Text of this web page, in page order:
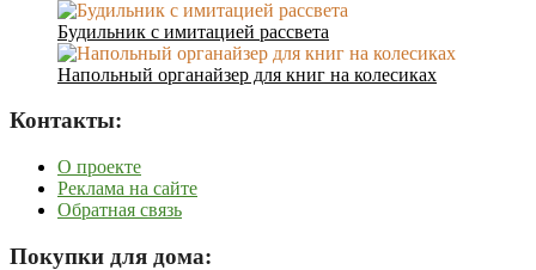
Будильник с имитацией рассвета
Напольный органайзер для книг на колесиках
Контакты:
О проекте
Реклама на сайте
Обратная связь
Покупки для дома: